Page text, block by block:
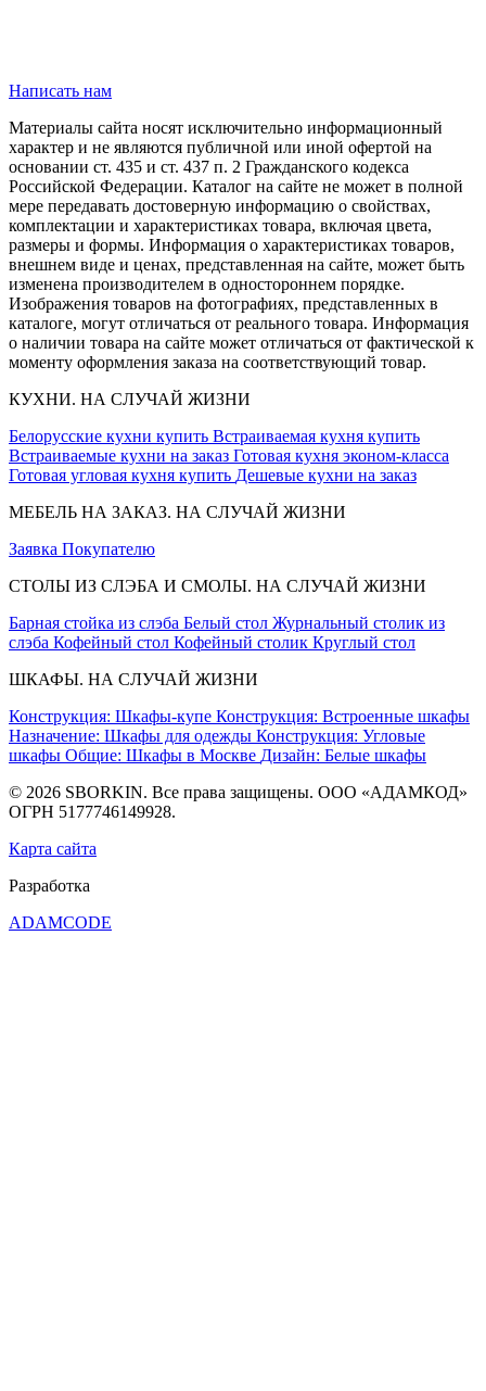
Написать нам
Материалы сайта носят исключительно информационный
характер и не являются публичной или иной офертой на
основании ст. 435 и ст. 437 п. 2 Гражданского кодекса
Российской Федерации. Каталог на сайте не может в полной
мере передавать достоверную информацию о свойствах,
комплектации и характеристиках товара, включая цвета,
размеры и формы. Информация о характеристиках товаров,
внешнем виде и ценах, представленная на сайте, может быть
изменена производителем в одностороннем порядке.
Изображения товаров на фотографиях, представленных в
каталоге, могут отличаться от реального товара. Информация
о наличии товара на сайте может отличаться от фактической к
моменту оформления заказа на соответствующий товар.
КУХНИ. НА СЛУЧАЙ ЖИЗНИ
Белорусские кухни купить Встраиваемая кухня купить
Встраиваемые кухни на заказ Готовая кухня эконом-класса
Готовая угловая кухня купить Дешевые кухни на заказ
МЕБЕЛЬ НА ЗАКАЗ. НА СЛУЧАЙ ЖИЗНИ
Заявка Покупателю
СТОЛЫ ИЗ СЛЭБА И СМОЛЫ. НА СЛУЧАЙ ЖИЗНИ
Барная стойка из слэба Белый стол Журнальный столик из
слэба Кофейный стол Кофейный столик Круглый стол
ШКАФЫ. НА СЛУЧАЙ ЖИЗНИ
Конструкция: Шкафы-купе Конструкция: Встроенные шкафы
Назначение: Шкафы для одежды Конструкция: Угловые
шкафы Общие: Шкафы в Москве Дизайн: Белые шкафы
© 2026 SBORKIN. Все права защищены. ООО «АДАМКОД»
ОГРН 5177746149928.
Карта сайта
Разработка
ADAMCODE